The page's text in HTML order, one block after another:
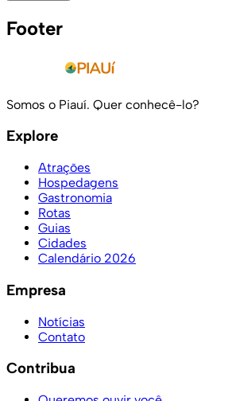
Footer
Somos o Piauí. Quer conhecê-lo?
Explore
Atrações
Hospedagens
Gastronomia
Rotas
Guias
Cidades
Calendário 2026
Empresa
Notícias
Contato
Contribua